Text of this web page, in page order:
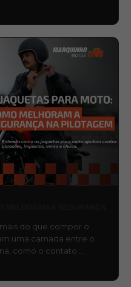
do que compor o
uma camada entre o
como o contato …